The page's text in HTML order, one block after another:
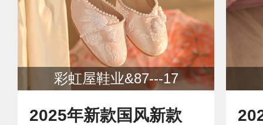
彩虹屋鞋业&87---17
2025年新款国风新款